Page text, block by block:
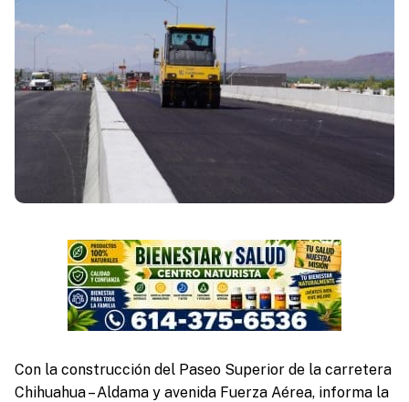
Con la construcción del Paseo Superior de la carretera
Chihuahua – Aldama y avenida Fuerza Aérea, informa la